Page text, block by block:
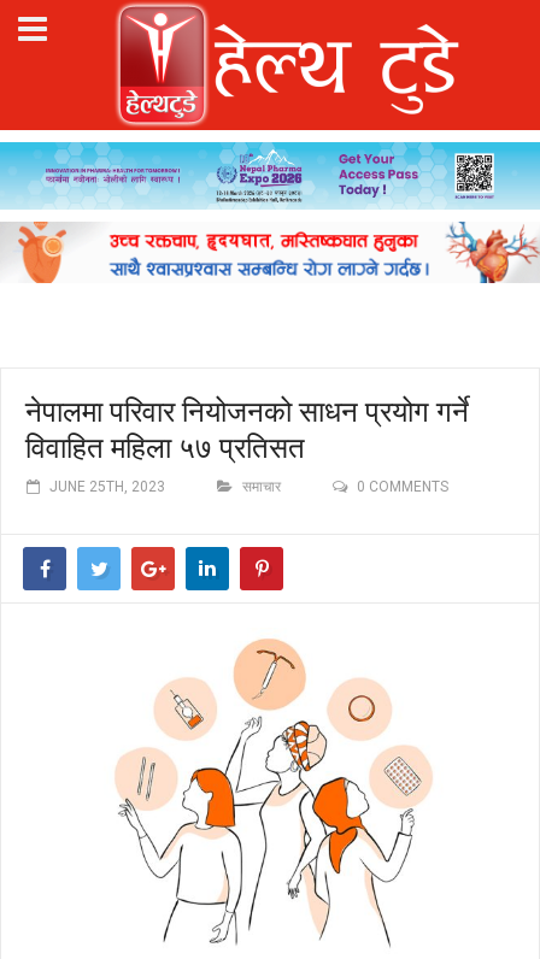
नेपालमा परिवार नियोजनको साधन प्रयोग गर्ने
विवाहित महिला ५७ प्रतिसत
JUNE 25TH, 2023 समाचार 0 COMMENTS